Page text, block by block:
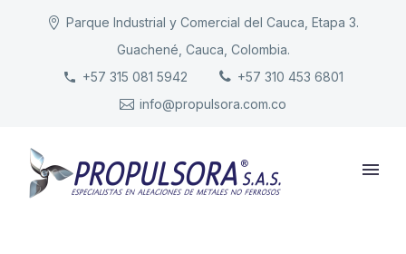
Parque Industrial y Comercial del Cauca, Etapa 3.
Guachené, Cauca, Colombia.
+57 315 081 5942
+57 310 453 6801
info@propulsora.com.co
INICIO
PRODUCTOS